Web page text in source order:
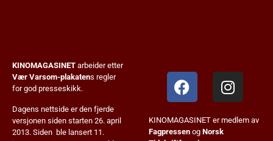
KINOMAGASINET arbeider etter
Vær Varsom-plakatens regler
for god presseskikk.
Dagens nettside er den fjerde
versjonen siden starten 26. april
2013. Siden ble lansert 11.
KINOMAGASINET er medlem av
Fagpressen og Norsk